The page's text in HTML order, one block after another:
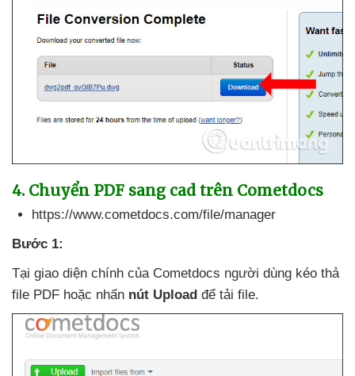
4. Chuyển PDF sang cad trên Cometdocs
https://www.cometdocs.com/file/manager
Bước 1:
Tại giao diện chính của Cometdocs người dùng kéo thả
file PDF hoặc nhấn nút Upload để tải file.